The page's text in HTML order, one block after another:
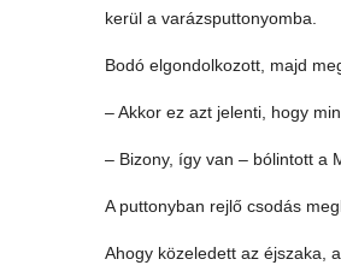
kerül a varázsputtonyomba.
Bodó elgondolkozott, majd
– Akkor ez azt jelenti, hogy
– Bizony, így van – bólintott a
A puttonyban rejlő csodás
Ahogy közeledett az éjszaka,